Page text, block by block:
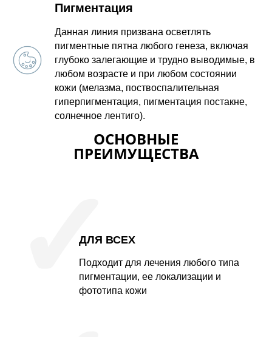
Пигментация
Данная линия призвана осветлять
пигментные пятна любого генеза, включая
глубоко залегающие и трудно выводимые, в
любом возрасте и при любом состоянии
кожи (мелазма, поствоспалительная
гиперпигментация, пигментация постакне,
солнечное лентиго).
ОСНОВНЫЕ
ПРЕИМУЩЕСТВА
ДЛЯ ВСЕХ
Подходит для лечения любого типа
пигментации, ее локализации и
фототипа кожи
✓